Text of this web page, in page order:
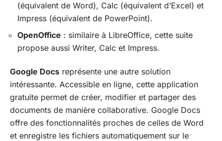
(équivalent de Word), Calc (équivalent d’Excel) et
Impress (équivalent de PowerPoint).
OpenOffice : similaire à LibreOffice, cette suite
propose aussi Writer, Calc et Impress.
Google Docs représente une autre solution
intéressante. Accessible en ligne, cette application
gratuite permet de créer, modifier et partager des
documents de manière collaborative. Google Docs
offre des fonctionnalités proches de celles de Word
et enregistre les fichiers automatiquement sur le